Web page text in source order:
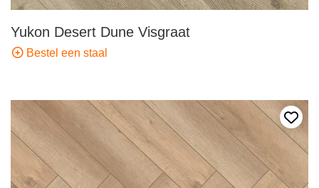
Yukon Desert Dune Visgraat
Bestel een staal
Voeg